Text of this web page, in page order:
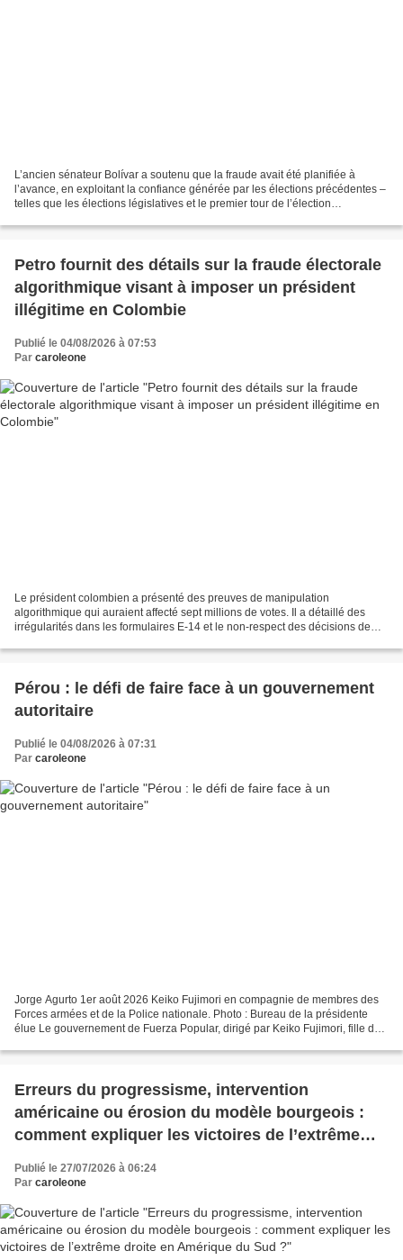
L’ancien sénateur Bolívar a soutenu que la fraude avait été planifiée à
l’avance, en exploitant la confiance générée par les élections précédentes –
telles que les élections législatives et le premier tour de l’élection
Petro fournit des détails sur la fraude électorale
algorithmique visant à imposer un président
illégitime en Colombie
Publié le 04/08/2026 à 07:53
Par caroleone
Le président colombien a présenté des preuves de manipulation
algorithmique qui auraient affecté sept millions de votes. Il a détaillé des
irrégularités dans les formulaires E-14 et le non-respect des décisions de
Pérou : le défi de faire face à un gouvernement
autoritaire
Publié le 04/08/2026 à 07:31
Par caroleone
Jorge Agurto 1er août 2026 Keiko Fujimori en compagnie de membres des
Forces armées et de la Police nationale. Photo : Bureau de la présidente
élue Le gouvernement de Fuerza Popular, dirigé par Keiko Fujimori, fille du
Erreurs du progressisme, intervention
américaine ou érosion du modèle bourgeois :
comment expliquer les victoires de l’extrême
Publié le 27/07/2026 à 06:24
Par caroleone